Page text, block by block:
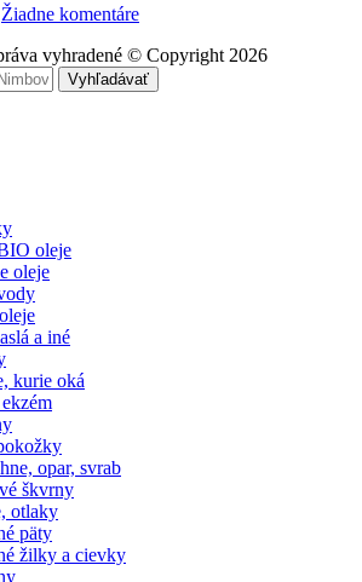
Žiadne komentáre
vyhradené © Copyright 2026
Vyhľadávať
oleje
oleje
a iné
kurie oká
opar, svrab
škvrny
otlaky
päty
žilky a cievky